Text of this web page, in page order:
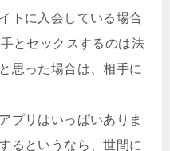
トに入会している場合
とセックスするのは法
思った場合は、相手に
プリはいっぱいありま
るというなら、世間に